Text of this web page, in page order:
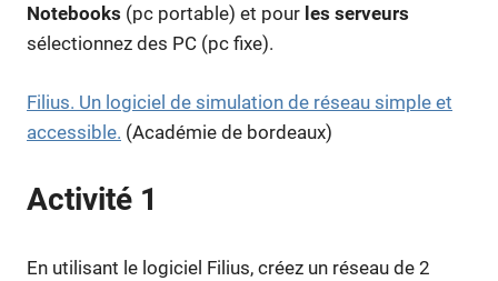
Notebooks (pc portable) et pour les serveurs
sélectionnez des PC (pc fixe).
Filius. Un logiciel de simulation de réseau simple et
accessible. (Académie de bordeaux)
Activité 1
En utilisant le logiciel Filius, créez un réseau de 2